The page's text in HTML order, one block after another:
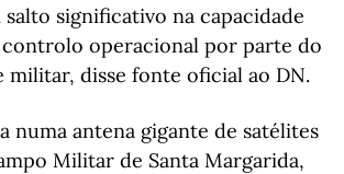
significativo na capacidade
operacional por parte do
disse fonte oficial ao DN.
numa antena gigante de satélites
Militar de Santa Margarida,